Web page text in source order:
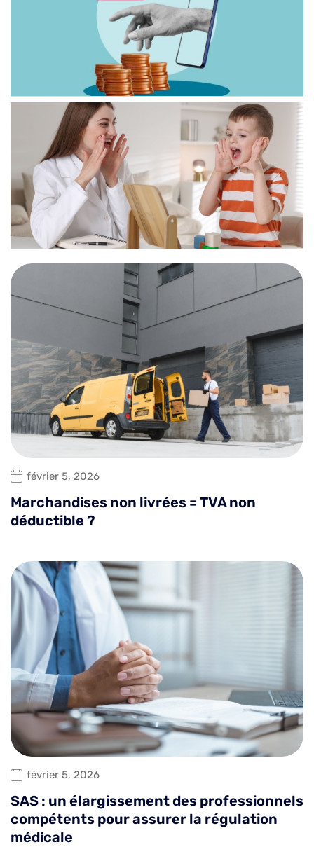
février 5, 2026
Marchandises non livrées = TVA non
déductible ?
février 5, 2026
SAS : un élargissement des professionnels
compétents pour assurer la régulation
médicale